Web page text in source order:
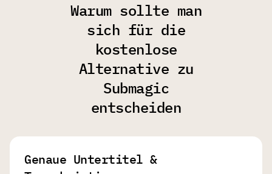
Warum sollte man
sich für die
kostenlose
Alternative zu
Submagic
entscheiden
Genaue Untertitel &